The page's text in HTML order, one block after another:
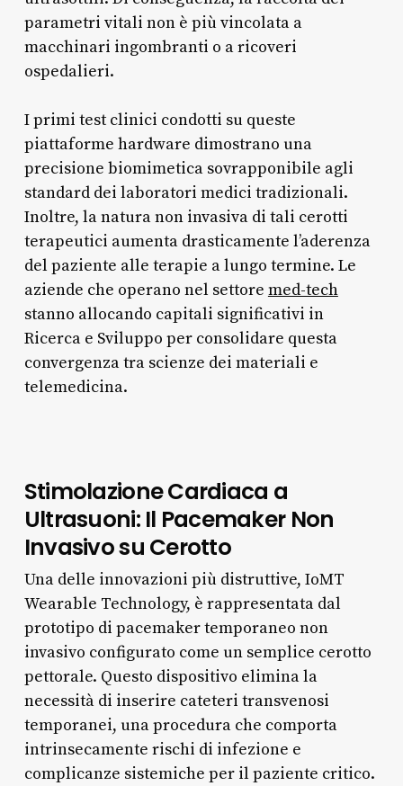
parametri vitali non è più vincolata a
macchinari ingombranti o a ricoveri
ospedalieri.
I primi test clinici condotti su queste
piattaforme hardware dimostrano una
precisione biomimetica sovrapponibile agli
standard dei laboratori medici tradizionali.
Inoltre, la natura non invasiva di tali cerotti
terapeutici aumenta drasticamente l’aderenza
del paziente alle terapie a lungo termine. Le
aziende che operano nel settore med-tech
stanno allocando capitali significativi in
Ricerca e Sviluppo per consolidare questa
convergenza tra scienze dei materiali e
telemedicina.
Stimolazione Cardiaca a
Ultrasuoni: Il Pacemaker Non
Invasivo su Cerotto
Una delle innovazioni più distruttive, IoMT
Wearable Technology, è rappresentata dal
prototipo di pacemaker temporaneo non
invasivo configurato come un semplice cerotto
pettorale. Questo dispositivo elimina la
necessità di inserire cateteri transvenosi
temporanei, una procedura che comporta
intrinsecamente rischi di infezione e
complicanze sistemiche per il paziente critico.